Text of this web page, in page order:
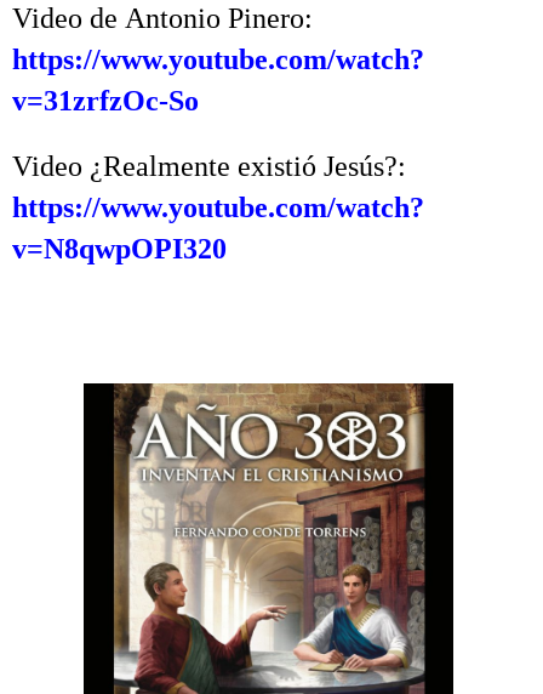
Video de Antonio Pinero:
https://www.youtube.com/watch?
v=31zrfzOc-So
Video ¿Realmente existió Jesús?:
https://www.youtube.com/watch?
v=N8qwpOPI320